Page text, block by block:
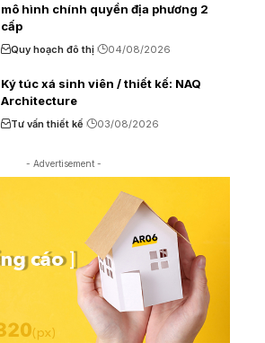
mô hình chính quyền địa phương 2
cấp
Quy hoạch đô thị 04/08/2026
Ký túc xá sinh viên / thiết kế: NAQ
Architecture
Tư vấn thiết kế 03/08/2026
- Advertisement -